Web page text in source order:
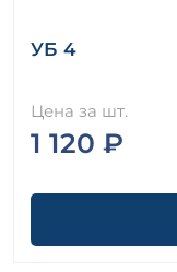
УБ 4
Цена за шт.
1 120 ₽